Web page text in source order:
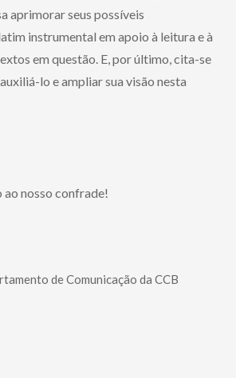
aprimorar seus possíveis
instrumental em apoio à leitura e à
em questão. E, por último, cita-se
lo e ampliar sua visão nesta
ao nosso confrade!
de Comunicação da CCB